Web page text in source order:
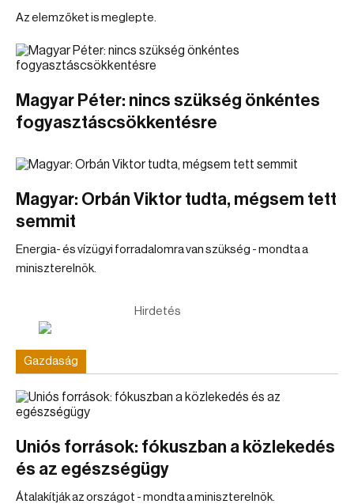
Az elemzőket is meglepte.
Magyar Péter: nincs szükség önkéntes
fogyasztáscsökkentésre
Magyar: Orbán Viktor tudta, mégsem tett
semmit
Energia- és vízügyi forradalomra van szükség - mondta a
miniszterelnök.
Hirdetés
Gazdaság
Uniós források: fókuszban a közlekedés
és az egészségügy
Átalakítják az országot - mondta a miniszterelnök.